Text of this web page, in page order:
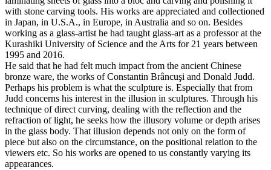
with stone carving tools. His works are appreciated and collectioned
in Japan, in U.S.A., in Europe, in Australia and so on. Besides
working as a glass-artist he had taught glass-art as a professor at the
Kurashiki University of Science and the Arts for 21 years between
1995 and 2016.
He said that he had felt much impact from the ancient Chinese
bronze ware, the works of Constantin Brâncuşi and Donald Judd.
Perhaps his problem is what the sculpture is. Especially that from
Judd concerns his interest in the illusion in sculptures. Through his
technique of direct curving, dealing with the reflection and the
refraction of light, he seeks how the illusory volume or depth arises
in the glass body. That illusion depends not only on the form of
piece but also on the circumstance, on the positional relation to the
viewers etc. So his works are opened to us constantly varying its
appearances.